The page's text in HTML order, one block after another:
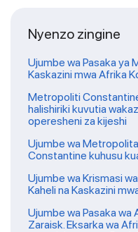
Nyenzo zingine
Ujumbe wa Pasaka ya
Kaskazini mwa Afrika
Metropoliti
halishiriki kuvutia
operesheni za kijeshi
Ujumbe wa
Constantine kuhusu
Ujumbe wa Krismasi
Kaheli na Kaskazini
Ujumbe wa Pasaka wa
Zaraisk. Eksarka wa